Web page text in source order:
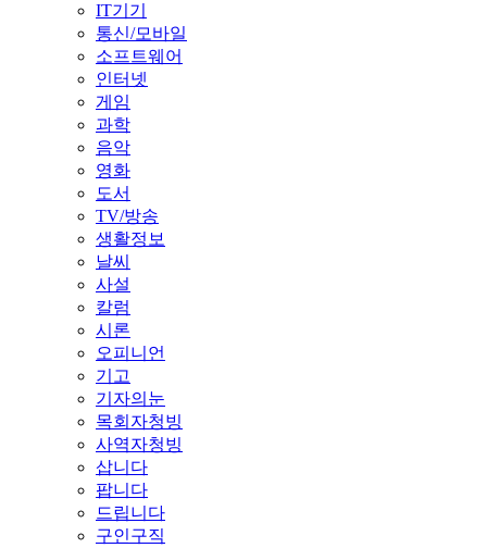
IT기기
통신/모바일
소프트웨어
인터넷
게임
과학
음악
영화
도서
TV/방송
생활정보
날씨
사설
칼럼
시론
오피니언
기고
기자의눈
목회자청빙
사역자청빙
삽니다
팝니다
드립니다
구인구직